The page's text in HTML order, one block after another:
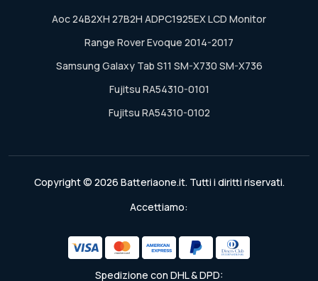
Aoc 24B2XH 27B2H ADPC1925EX LCD Monitor
Range Rover Evoque 2014-2017
Samsung Galaxy Tab S11 SM-X730 SM-X736
Fujitsu RA54310-0101
Fujitsu RA54310-0102
Copyright © 2026 Batteriaone.it. Tutti i diritti riservati.
Accettiamo:
Spedizione con DHL & DPD: